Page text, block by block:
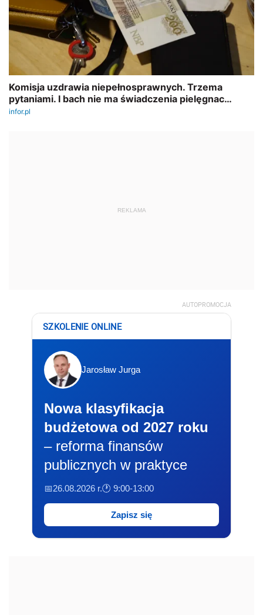
REKLAMA
AUTOPROMOCJA
SZKOLENIE ONLINE
Jarosław Jurga
Nowa klasyfikacja
budżetowa od 2027 roku
– reforma finansów
publicznych w praktyce
📅26.08.2026 r.🕐 9:00-13:00
Zapisz się